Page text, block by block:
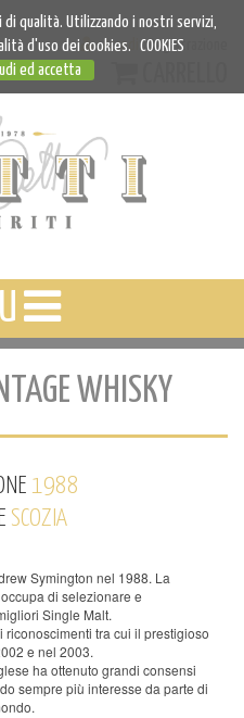
Accedi Registrazione
WHISKY
1988
SCOZIA
Symington nel 1988. La
di selezionare e
Single Malt.
tra cui il prestigioso
e nel 2003.
ha ottenuto grandi consensi
sempre più interesse da parte di
di qualità. Utilizzando i nostri servizi,
d'uso dei cookies. COOKIES
ed accetta